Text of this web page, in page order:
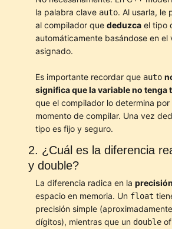
la palabra clave auto. Al usarla, le
al compilador que deduzca el tipo
automáticamente basándose en el
asignado.
Es importante recordar que auto
significa que la variable no tenga
que el compilador lo determina por
momento de compilar. Una vez
tipo es fijo y seguro.
2. ¿Cuál es la diferencia
y double?
La diferencia radica en la precisión
espacio en memoria. Un float
precisión simple
dígitos), mientras que un double